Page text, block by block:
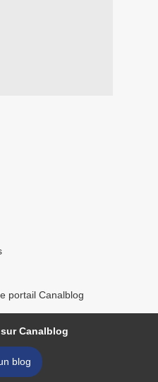
portail Canalblog
Canalblog
blog